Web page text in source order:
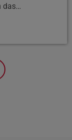
das